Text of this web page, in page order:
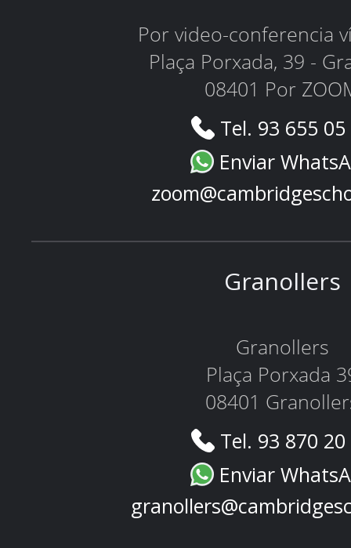
Por video-conferencia
Plaça Porxada, 39 -
08401 Por
Tel. 93 655
Enviar
Granollers
Granollers
Plaça Porxada
08401
Tel. 93 870
Enviar